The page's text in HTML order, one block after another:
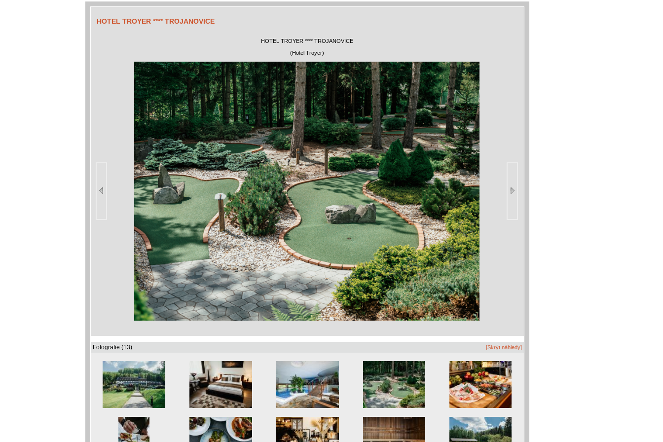
HOTEL TROYER **** TROJANOVICE
HOTEL TROYER **** TROJANOVICE
(Hotel Troyer)
Fotografie (13) [Skrýt náhledy]